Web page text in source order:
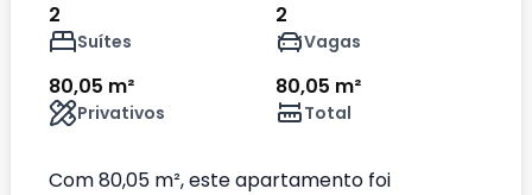
2
Suítes
2
Vagas
80,05 m²
Privativos
80,05 m²
Total
Com 80,05 m², este apartamento foi